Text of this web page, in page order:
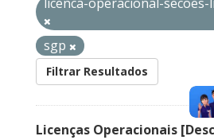
sgp
Filtrar Resultados
Licenças Operacionais